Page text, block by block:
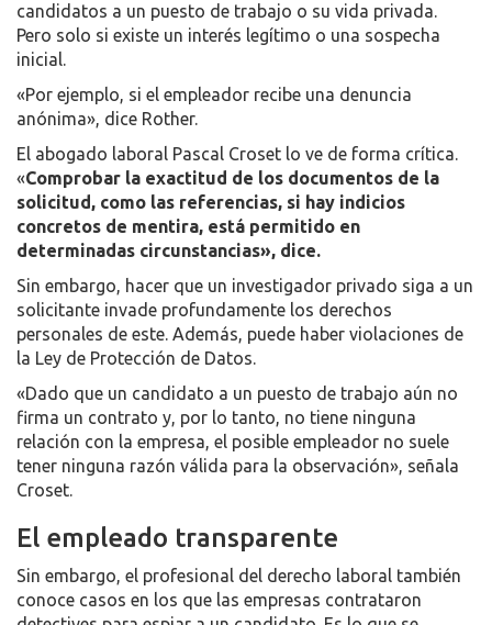
candidatos a un puesto de trabajo o su vida privada.
Pero solo si existe un interés legítimo o una sospecha
inicial.
«Por ejemplo, si el empleador recibe una denuncia
anónima», dice Rother.
El abogado laboral Pascal Croset lo ve de forma crítica.
«Comprobar la exactitud de los documentos de la
solicitud, como las referencias, si hay indicios
concretos de mentira, está permitido en
determinadas circunstancias», dice.
Sin embargo, hacer que un investigador privado siga a un
solicitante invade profundamente los derechos
personales de este. Además, puede haber violaciones de
la Ley de Protección de Datos.
«Dado que un candidato a un puesto de trabajo aún no
firma un contrato y, por lo tanto, no tiene ninguna
relación con la empresa, el posible empleador no suele
tener ninguna razón válida para la observación», señala
Croset.
El empleado transparente
Sin embargo, el profesional del derecho laboral también
conoce casos en los que las empresas contrataron